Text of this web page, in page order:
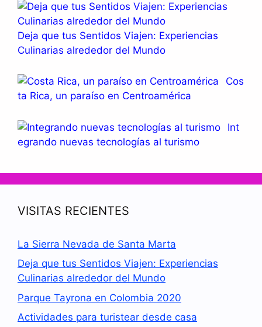
Deja que tus Sentidos Viajen: Experiencias
Culinarias alrededor del Mundo
Cos
ta Rica, un paraíso en Centroamérica
Int
egrando nuevas tecnologías al turismo
VISITAS RECIENTES
La Sierra Nevada de Santa Marta
Deja que tus Sentidos Viajen: Experiencias
Culinarias alrededor del Mundo
Parque Tayrona en Colombia 2020
Actividades para turistear desde casa